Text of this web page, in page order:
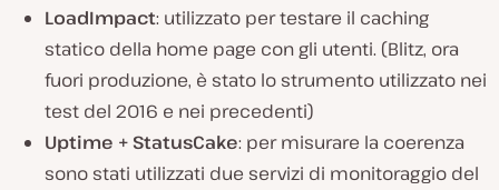
LoadImpact: utilizzato per testare il caching
statico della home page con gli utenti. (Blitz, ora
fuori produzione, è stato lo strumento utilizzato nei
test del 2016 e nei precedenti)
Uptime + StatusCake: per misurare la coerenza
sono stati utilizzati due servizi di monitoraggio del